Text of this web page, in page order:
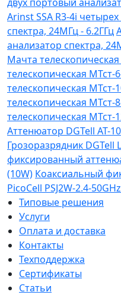
Arinst SSA R3-4i
спектра, 24МГц - 6.2ГГц
анализатор спектра,
Мачта
телескопическая МТст-
телескопическая МТст-
телескопическая МТст-
телескопическая МТст-
Аттенюатор DGTell AT-10
Грозоразрядник DGTell
фиксированный
(10W) Коаксиальный
PicoCell PSJ2W-2.4-
Типовые решения
Услуги
Оплата и доставка
Контакты
Техподдержка
Сертификаты
Статьи